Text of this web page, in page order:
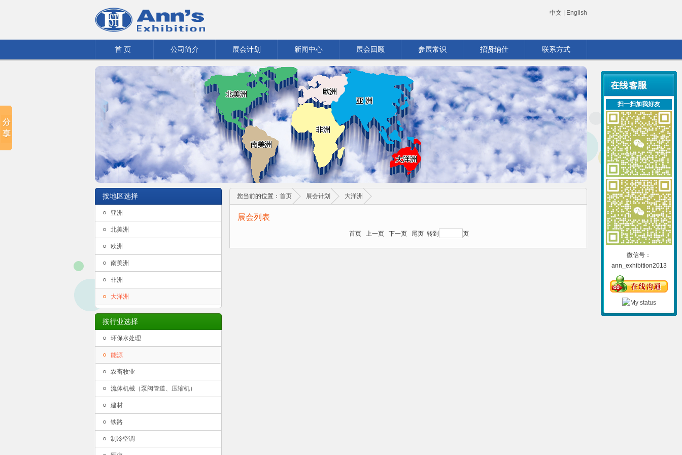
中文 English
首 页 公司简介 展会计划 新闻中心 展会回顾 参展常识 招贤纳仕 联系方式
按地区选择
亚洲
北美洲
欧洲
南美洲
非洲
大洋洲
按行业选择
环保水处理
能源
农畜牧业
流体机械（泵阀管道、压缩机）
建材
铁路
制冷空调
您当前的位置： 首页 展会计划 大洋洲
展会列表
首页 上一页 下一页 尾页 转到 页
扫一扫加我好友
微信号：
ann_exhibition2013